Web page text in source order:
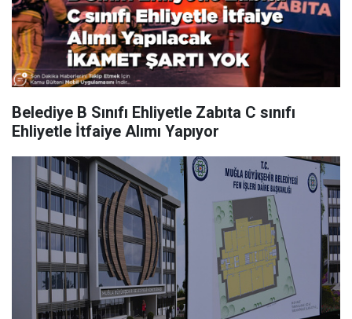
Belediye B Sınıfı Ehliyetle Zabıta C sınıfı
Ehliyetle İtfaiye Alımı Yapıyor